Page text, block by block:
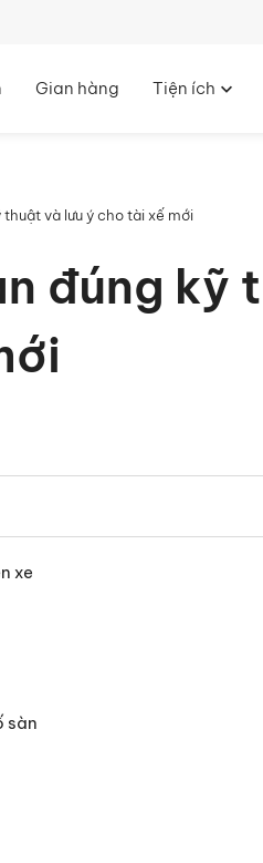
Gian hàng Tiện ích
và lưu ý cho tài xế mới
đúng kỹ
xe
sàn